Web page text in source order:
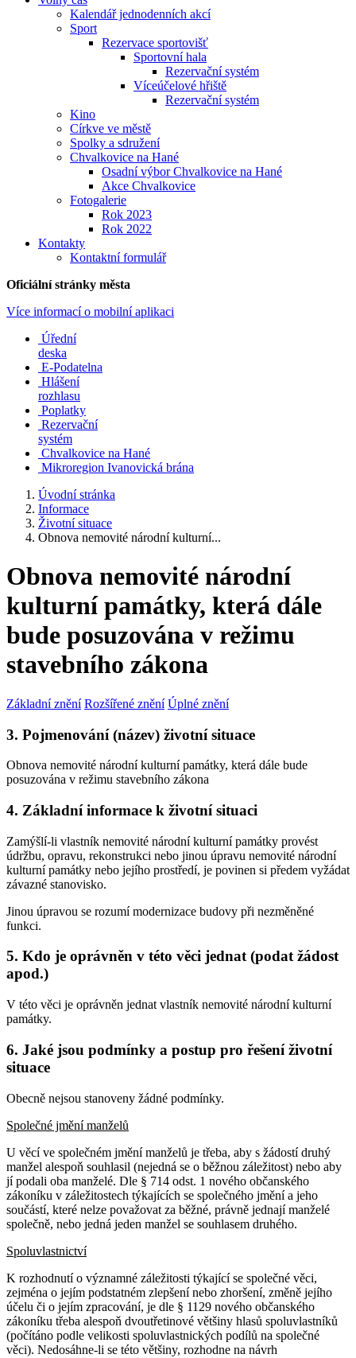
Kalendář jednodenních akcí
Sport
Rezervace sportovišť
Sportovní hala
Rezervační systém
Víceúčelové hřiště
Rezervační systém
Kino
Církve ve městě
Spolky a sdružení
Chvalkovice na Hané
Osadní výbor Chvalkovice na Hané
Akce Chvalkovice
Fotogalerie
Rok 2023
Rok 2022
Kontakty
Kontaktní formulář
Oficiální stránky města
Více informací o mobilní aplikaci
Úřední
deska
E-Podatelna
Hlášení
rozhlasu
Poplatky
Rezervační
systém
Chvalkovice na Hané
Mikroregion Ivanovická brána
Úvodní stránka
Informace
Životní situace
Obnova nemovité národní kulturní...
Obnova nemovité národní
kulturní památky, která dále
bude posuzována v režimu
stavebního zákona
Základní znění Rozšířené znění Úplné znění
3. Pojmenování (název) životní situace
Obnova nemovité národní kulturní památky, která dále bude
posuzována v režimu stavebního zákona
4. Základní informace k životní situaci
Zamýšlí-li vlastník nemovité národní kulturní památky provést
údržbu, opravu, rekonstrukci nebo jinou úpravu nemovité národní
kulturní památky nebo jejího prostředí, je povinen si předem vyžádat
závazné stanovisko.
Jinou úpravou se rozumí modernizace budovy při nezměněné
funkci.
5. Kdo je oprávněn v této věci jednat (podat žádost
apod.)
V této věci je oprávněn jednat vlastník nemovité národní kulturní
památky.
6. Jaké jsou podmínky a postup pro řešení životní
situace
Obecně nejsou stanoveny žádné podmínky.
Společné jmění manželů
U věcí ve společném jmění manželů je třeba, aby s žádostí druhý
manžel alespoň souhlasil (nejedná se o běžnou záležitost) nebo aby
jí podali oba manželé. Dle § 714 odst. 1 nového občanského
zákoníku v záležitostech týkajících se společného jmění a jeho
součástí, které nelze považovat za běžné, právně jednají manželé
společně, nebo jedná jeden manžel se souhlasem druhého.
Spoluvlastnictví
K rozhodnutí o významné záležitosti týkající se společné věci,
zejména o jejím podstatném zlepšení nebo zhoršení, změně jejího
účelu či o jejím zpracování, je dle § 1129 nového občanského
zákoníku třeba alespoň dvoutřetinové většiny hlasů spoluvlastníků
(počítáno podle velikosti spoluvlastnických podílů na společné
věci). Nedosáhne-li se této většiny, rozhodne na návrh